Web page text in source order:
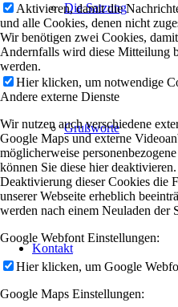
Die Satzung
Grußworte
Kontakt
Aktivieren, damit die
und alle Cookies, denen nicht
Wir benötigen zwei Cookies,
Andernfalls wird diese Mitteilung
werden.
Hier klicken, um notwendige
Andere externe Dienste
Wir nutzen auch verschiedene
Google Maps und externe
möglicherweise
können Sie diese hier
Deaktivierung dieser Cookies die
unserer Webseite erheblich
werden nach einem Neuladen der
Google Webfont Einstellungen:
Hier klicken, um Google
Google Maps Einstellungen: